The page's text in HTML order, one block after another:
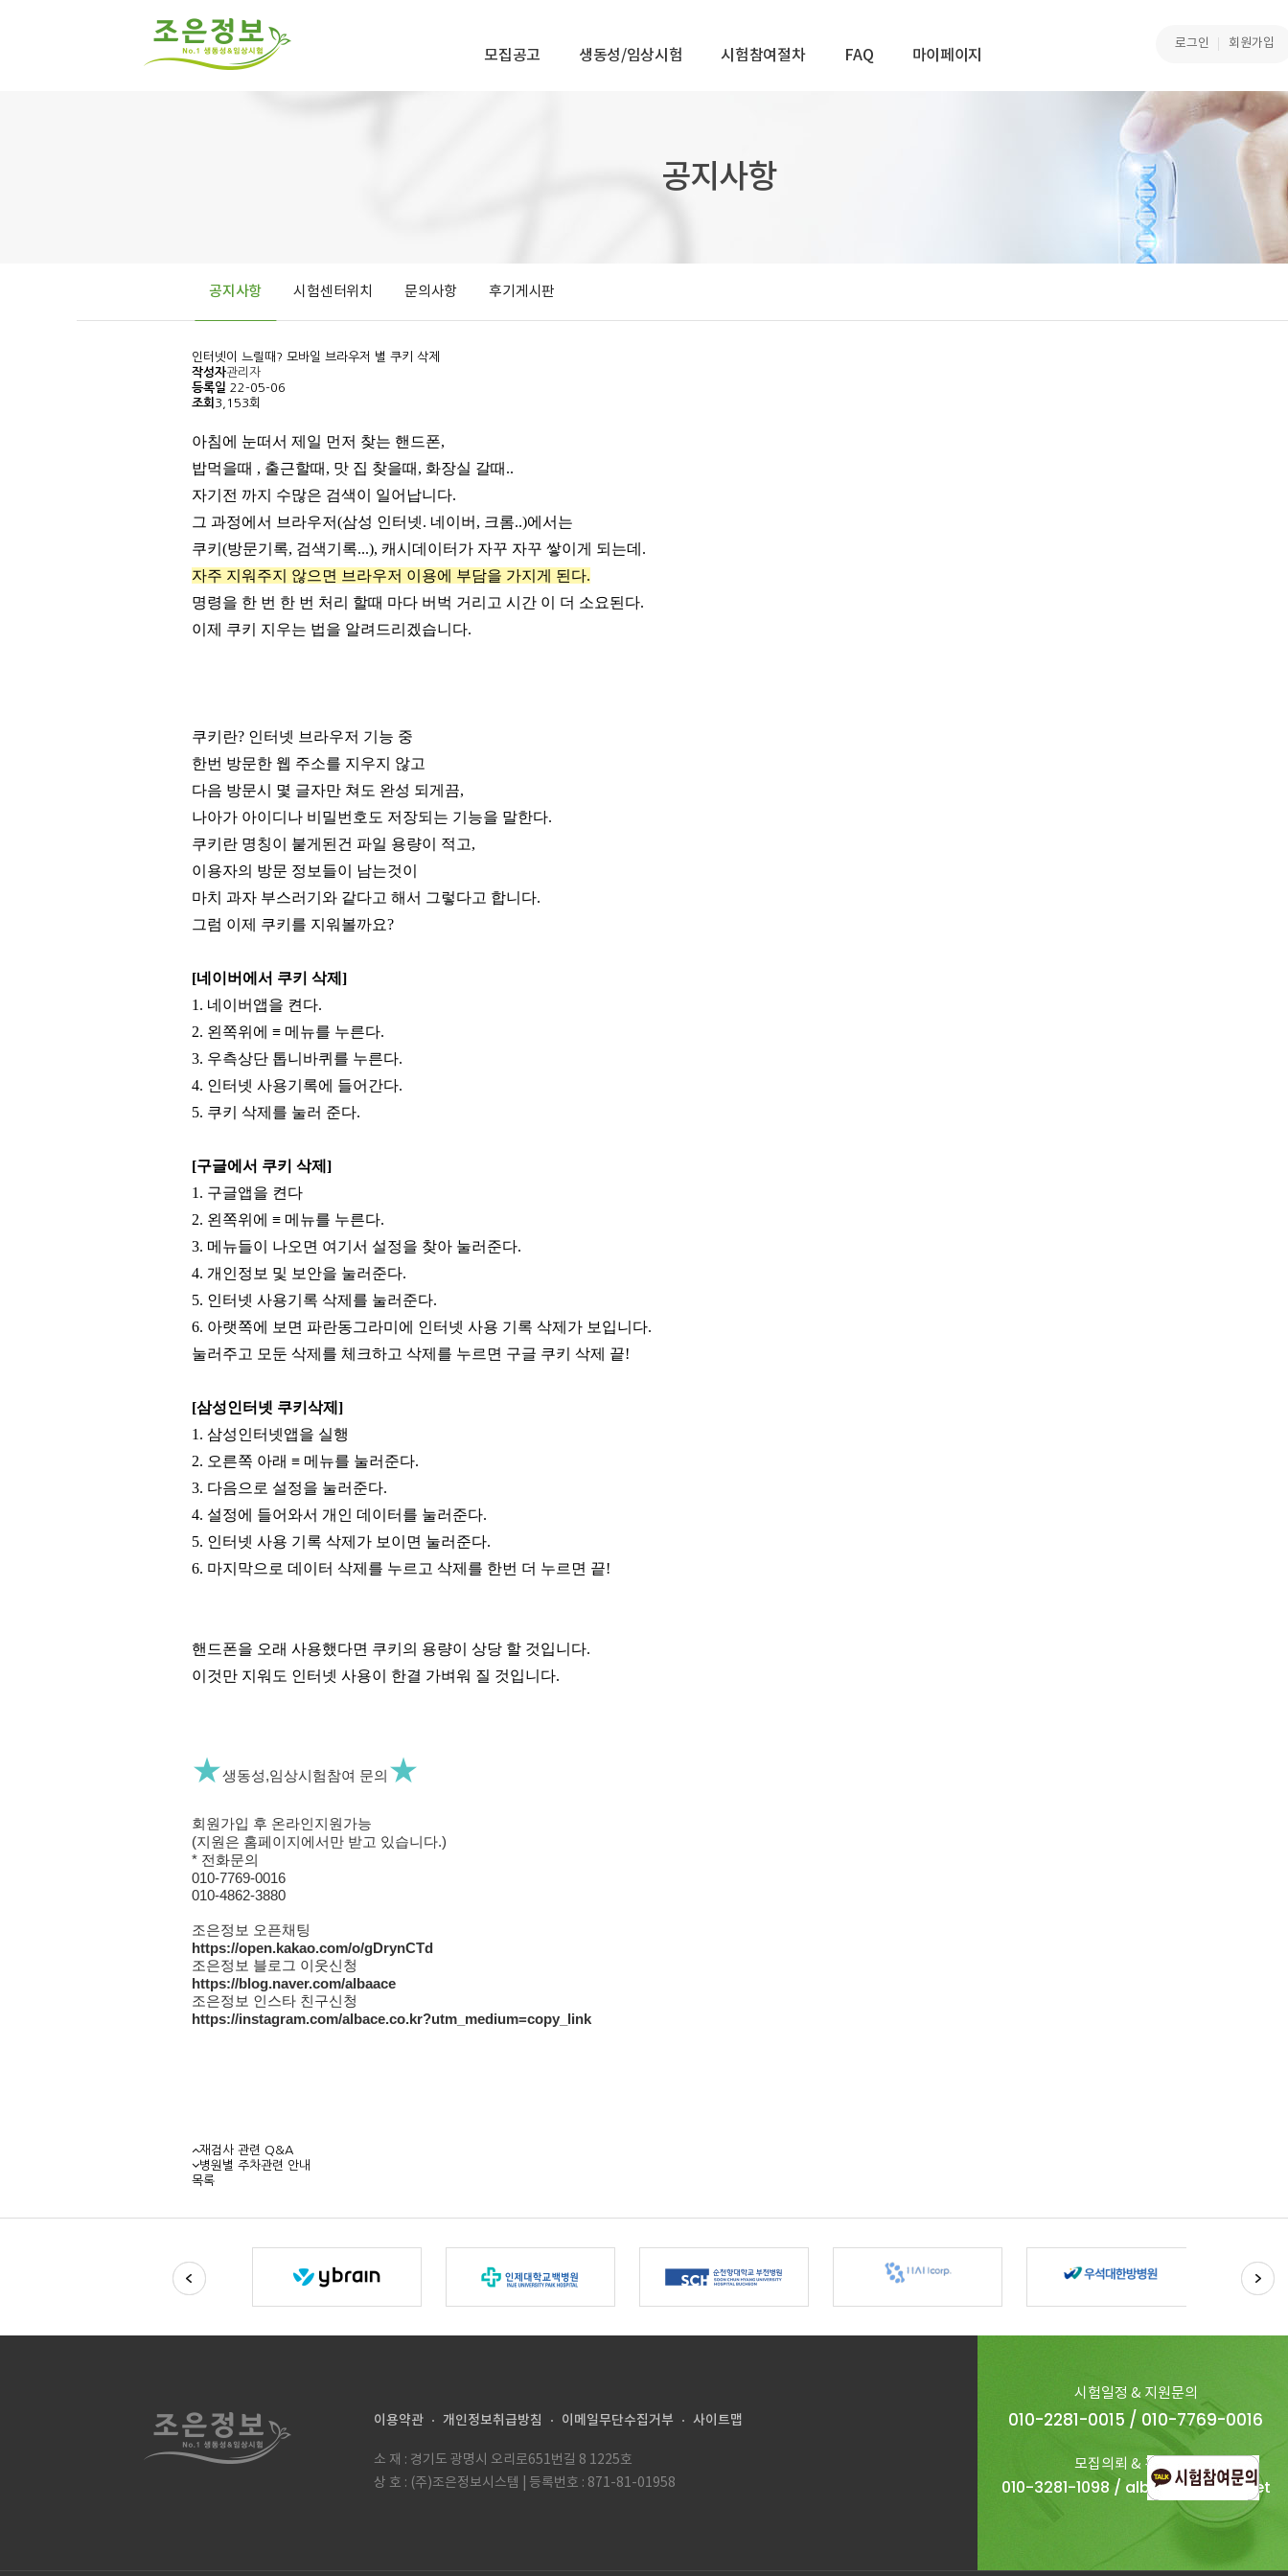
모집공고 생동성/임상시험 시험참여절차 FAQ 마이페이지
로그인 회원가입
공지사항
공지사항 시험센터위치 문의사항 후기게시판
인터넷이 느릴때? 모바일 브라우저 별 쿠키 삭제
작성자관리자
등록일 22-05-06
조회 3,153회
아침에 눈떠서 제일 먼저 찾는 핸드폰,
밥먹을때 , 출근할때, 맛 집 찾을때, 화장실 갈때..
자기전 까지 수많은 검색이 일어납니다.
그 과정에서 브라우저(삼성 인터넷. 네이버, 크롬..)에서는
쿠키(방문기록, 검색기록...), 캐시데이터가 자꾸 자꾸 쌓이게 되는데.
자주 지워주지 않으면 브라우저 이용에 부담을 가지게 된다.
명령을 한 번 한 번 처리 할때 마다 버벅 거리고 시간 이 더 소요된다.
이제 쿠키 지우는 법을 알려드리겠습니다.
쿠키란? 인터넷 브라우저 기능 중
한번 방문한 웹 주소를 지우지 않고
다음 방문시 몇 글자만 쳐도 완성 되게끔,
나아가 아이디나 비밀번호도 저장되는 기능을 말한다.
쿠키란 명칭이 붙게된건 파일 용량이 적고,
이용자의 방문 정보들이 남는것이
마치 과자 부스러기와 같다고 해서 그렇다고 합니다.
그럼 이제 쿠키를 지워볼까요?
[네이버에서 쿠키 삭제]
1. 네이버앱을 켠다.
2. 왼쪽위에 ≡ 메뉴를 누른다.
3. 우측상단 톱니바퀴를 누른다.
4. 인터넷 사용기록에 들어간다.
5. 쿠키 삭제를 눌러 준다.
[구글에서 쿠키 삭제]
1. 구글앱을 켠다
2. 왼쪽위에 ≡ 메뉴를 누른다.
3. 메뉴들이 나오면 여기서 설정을 찾아 눌러준다.
4. 개인정보 및 보안을 눌러준다.
5. 인터넷 사용기록 삭제를 눌러준다.
6. 아랫쪽에 보면 파란동그라미에 인터넷 사용 기록 삭제가 보입니다.
눌러주고 모둔 삭제를 체크하고 삭제를 누르면 구글 쿠키 삭제 끝!
[삼성인터넷 쿠키삭제]
1. 삼성인터넷앱을 실행
2. 오른쪽 아래 ≡ 메뉴를 눌러준다.
3. 다음으로 설정을 눌러준다.
4. 설정에 들어와서 개인 데이터를 눌러준다.
5. 인터넷 사용 기록 삭제가 보이면 눌러준다.
6. 마지막으로 데이터 삭제를 누르고 삭제를 한번 더 누르면 끝!
핸드폰을 오래 사용했다면 쿠키의 용량이 상당 할 것입니다.
이것만 지워도 인터넷 사용이 한결 가벼워 질 것입니다.
★생동성,임상시험참여 문의 ★
회원가입 후 온라인지원가능
(지원은 홈페이지에서만 받고 있습니다.)
* 전화문의
010-7769-0016
010-4862-3880
조은정보 오픈채팅
https://open.kakao.com/o/gDrynCTd
조은정보 블로그 이웃신청
https://blog.naver.com/albaace
조은정보 인스타 친구신청
https://instagram.com/albace.co.kr?utm_medium=copy_link
재검사 관련 Q&A
병원별 주차관련 안내
목록
이용약관 개인정보취급방침 이메일무단수집거부 사이트맵
소 재 : 경기도 광명시 오리로651번길 8 1225호
상 호 : (주)조은정보시스템 | 등록번호 : 871-81-01958
시험일정 & 지원문의
010-2281-0015 / 010-7769-0016
모집의뢰 & 견적문의
010-3281-1098 / albace@daum.net